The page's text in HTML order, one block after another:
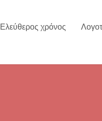
Ελεύθερος χρόνος